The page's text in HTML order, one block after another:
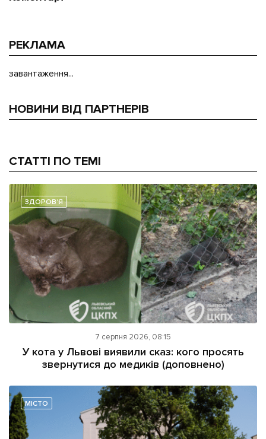
РЕКЛАМА
завантаження...
НОВИНИ ВІД ПАРТНЕРІВ
СТАТТІ ПО ТЕМІ
ЗДОРОВ'Я
7 серпня 2026, 08:15
У кота у Львові виявили сказ: кого просять
звернутися до медиків (доповнено)
МІСТО